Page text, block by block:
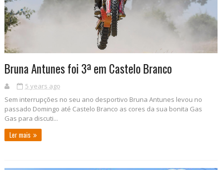
Bruna Antunes foi 3ª em Castelo Branco
5 years ago
Sem interrupções no seu ano desportivo Bruna Antunes levou no
passado Domingo até Castelo Branco as cores da sua bonita Gas
Gas para discuti...
Ler mais